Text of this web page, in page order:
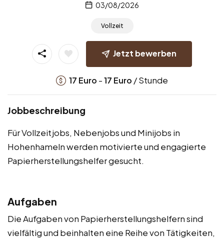
03/08/2026
Vollzeit
Jetzt bewerben
17 Euro -17 Euro / Stunde
Jobbeschreibung
Für Vollzeitjobs, Nebenjobs und Minijobs in
Hohenhameln werden motivierte und engagierte
Papierherstellungshelfer gesucht.
Aufgaben
Die Aufgaben von Papierherstellungshelfern sind
vielfältig und beinhalten eine Reihe von Tätigkeiten,